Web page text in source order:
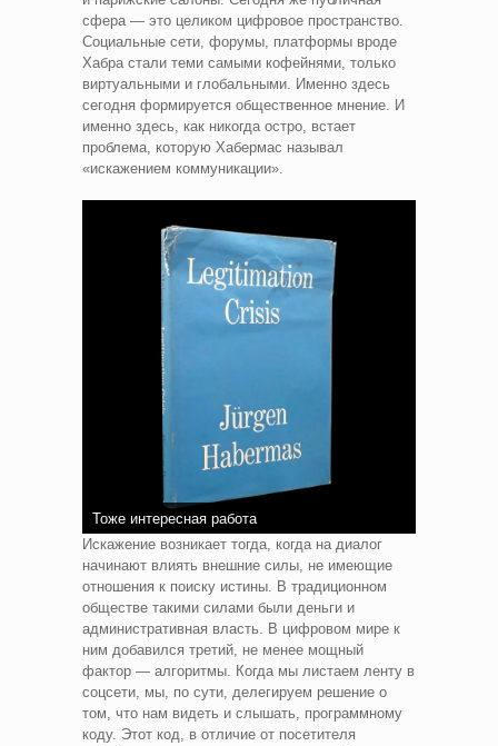
сфера — это целиком цифровое пространство.
Социальные сети, форумы, платформы вроде
Хабра стали теми самыми кофейнями, только
виртуальными и глобальными. Именно здесь
сегодня формируется общественное мнение. И
именно здесь, как никогда остро, встает
проблема, которую Хабермас называл
«искажением коммуникации».
Тоже интересная работа
Искажение возникает тогда, когда на диалог
начинают влиять внешние силы, не имеющие
отношения к поиску истины. В традиционном
обществе такими силами были деньги и
административная власть. В цифровом мире к
ним добавился третий, не менее мощный
фактор — алгоритмы. Когда мы листаем ленту в
соцсети, мы, по сути, делегируем решение о
том, что нам видеть и слышать, программному
коду. Этот код, в отличие от посетителя